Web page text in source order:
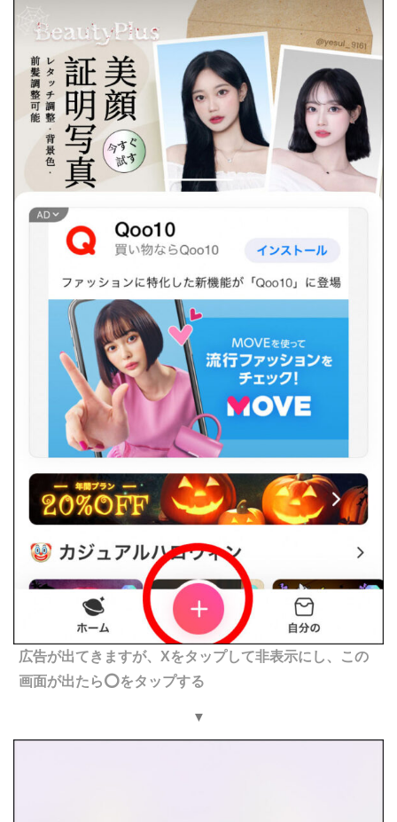
広告が出てきますが、Xをタップして非表示にし、この
画面が出たら⭕️をタップする
▼